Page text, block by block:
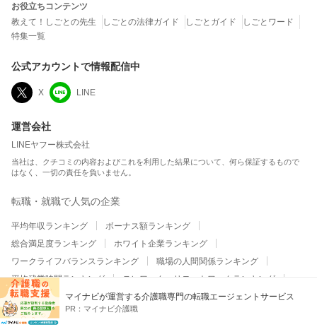
マイナビが運営する介護職専門の転職エージェントサービス
PR： マイナビ介護職
お役立ちコンテンツ
教えて！しごとの先生
しごとの法律ガイド しごとガイド
しごとワード
特集一覧
公式アカウントで情報配信中
X LINE
運営会社
LINEヤフー株式会社
当社は、クチコミの内容およびこれを利用した結果について、何ら保証するもので
はなく、一切の責任を負いません。
転職・就職で人気の企業
平均年収ランキング
ボーナス額ランキング
総合満足度ランキング
ホワイト企業ランキング
ワークライフバランスランキング
職場の人間関係ランキング
平均残業時間ランキング
テレワーク・リモートワークランキング
給与・昇給・福利厚生ランキング
副業の実施率ランキング
大企業の平均年収ランキング